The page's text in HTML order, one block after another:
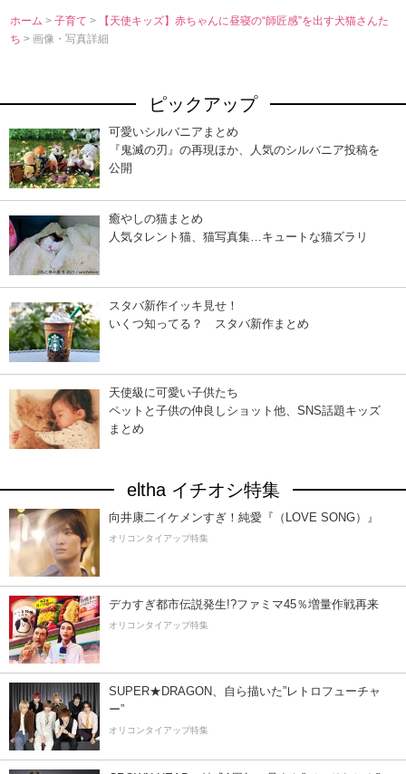
ホーム >子育て>
【天使キッズ】赤ちゃんに昼寝の“師匠感”を出す犬猫さんた
ち> 画像・写真詳細
ピックアップ
可愛いシルバニアまとめ
『鬼滅の刃』の再現ほか、人気のシルバニア投稿を
公開
癒やしの猫まとめ
人気タレント猫、猫写真集…キュートな猫ズラリ
スタバ新作イッキ見せ！
いくつ知ってる？ スタバ新作まとめ
天使級に可愛い子供たち
ペットと子供の仲良しショット他、SNS話題キッズ
まとめ
eltha イチオシ特集
向井康二イケメンすぎ！純愛『（LOVE SONG）』
オリコンタイアップ特集
デカすぎ都市伝説発生!?ファミマ45％増量作戦再来
オリコンタイアップ特集
SUPER★DRAGON、自ら描いた”レトロフューチャ
ー”
オリコンタイアップ特集